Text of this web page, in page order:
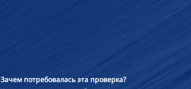
Зачем потребовалась эта проверка?